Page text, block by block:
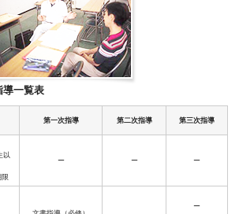
導一覧表
第一次指導 第二次指導 第三次指導
以
ー ー ー
ー